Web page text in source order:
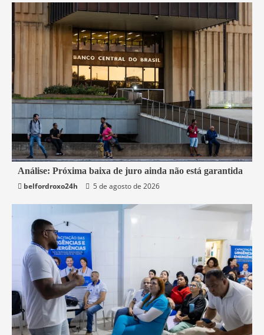
1 min read
Economia
Análise: Próxima baixa de juro ainda não está garantida
belfordroxo24h
5 de agosto de 2026